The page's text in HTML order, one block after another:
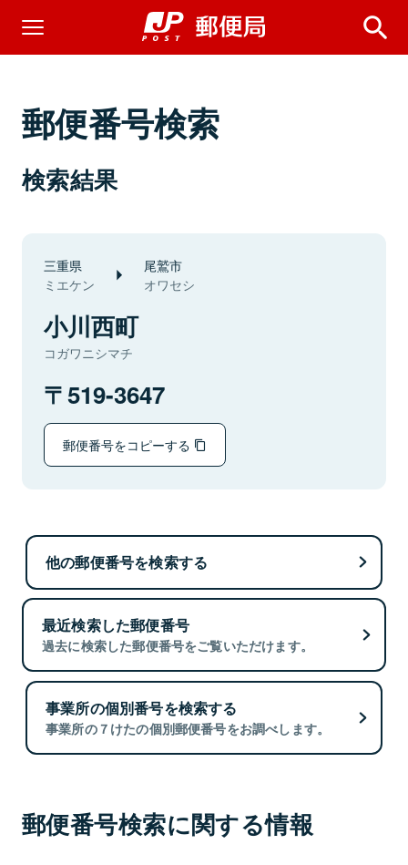
郵便番号検索
検索結果
三重県
ミエケン
尾鷲市
オワセシ
小川西町
コガワニシマチ
519-3647
郵便番号をコピーする
他の郵便番号を検索する
最近検索した郵便番号
過去に検索した郵便番号をご覧いただけます。
事業所の個別番号を検索する
事業所の７けたの個別郵便番号をお調べします。
郵便番号検索に関する情報